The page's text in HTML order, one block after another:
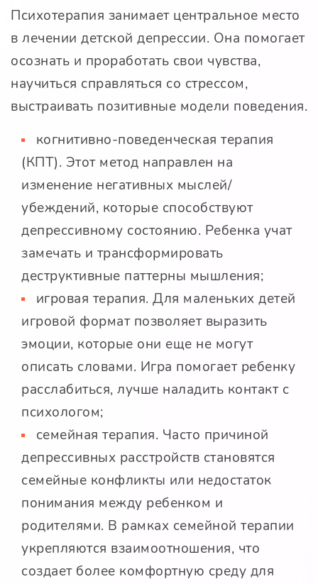
Психотерапия занимает центральное место
в лечении детской депрессии. Она помогает
осознать и проработать свои чувства,
научиться справляться со стрессом,
выстраивать позитивные модели поведения.
когнитивно-поведенческая терапия
(КПТ). Этот метод направлен на
изменение негативных мыслей/
убеждений, которые способствуют
депрессивному состоянию. Ребенка учат
замечать и трансформировать
деструктивные паттерны мышления;
игровая терапия. Для маленьких детей
игровой формат позволяет выразить
эмоции, которые они еще не могут
описать словами. Игра помогает ребенку
расслабиться, лучше наладить контакт с
психологом;
семейная терапия. Часто причиной
депрессивных расстройств становятся
семейные конфликты или недостаток
понимания между ребенком и
родителями. В рамках семейной терапии
укрепляются взаимоотношения, что
создает более комфортную среду для